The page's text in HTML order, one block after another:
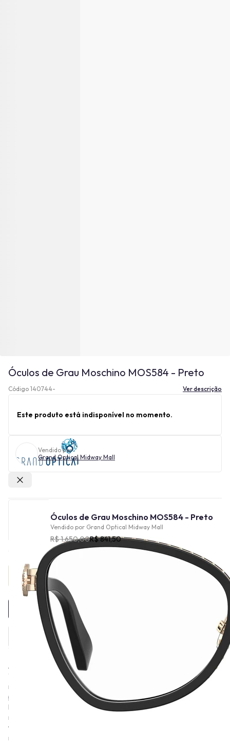
Óculos de Grau Moschino MOS584 - Preto
Código 140744- Ver descrição
Este produto está indisponível no momento.
Vendido por
Grand Optical Midway Mall
Óculos de Grau Moschino MOS584 - Preto
Vendido por Grand Optical Midway Mall
R$ 1.650,00R$ 841,50
INDISPONÍVEL
A Moschino, conhecida pela sua linha de óculos, foi fundada em
1983 por Franco Moschino, um estilista italiano. A marca
rapidamente se destacou pela sua abordagem irreverente e
provocativa na moda, desafiando as convenções tradicionais. A
linha de óculos Moschino, assim como as roupas e acessórios da
marca, também incorpora este estilo irreverente e humorado,
frequentemente com detalhes como o famoso urso Ted da
marca.